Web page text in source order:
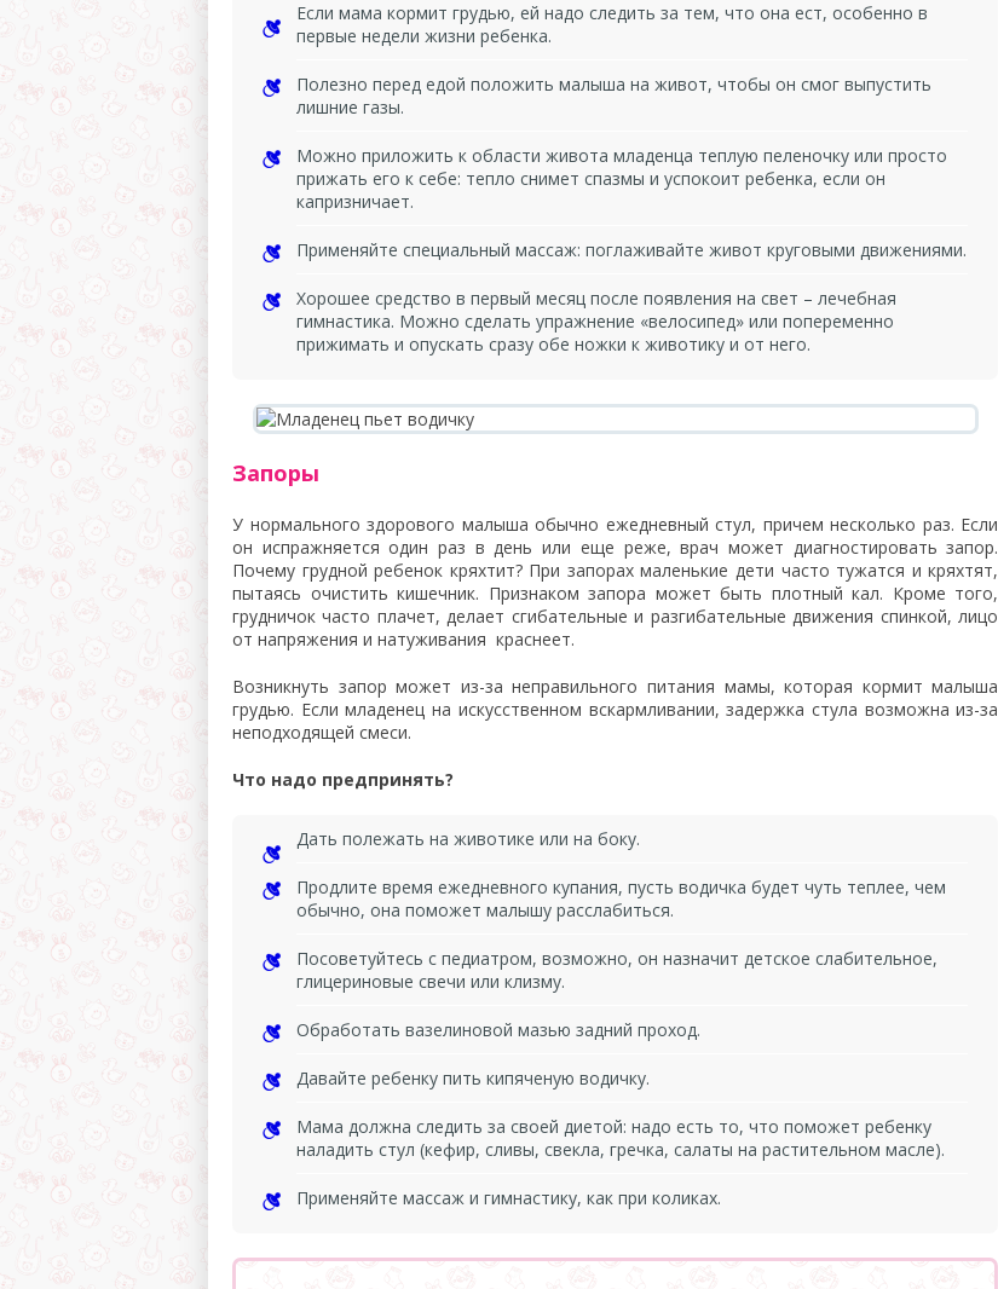
Если мама кормит грудью, ей надо следить за тем, что она ест, особенно в
первые недели жизни ребенка.
Полезно перед едой положить малыша на живот, чтобы он смог выпустить
лишние газы.
Можно приложить к области живота младенца теплую пеленочку или просто
прижать его к себе: тепло снимет спазмы и успокоит ребенка, если он
капризничает.
Применяйте специальный массаж: поглаживайте живот круговыми движениями.
Хорошее средство в первый месяц после появления на свет – лечебная
гимнастика. Можно сделать упражнение «велосипед» или попеременно
прижимать и опускать сразу обе ножки к животику и от него.
Запоры
У нормального здорового малыша обычно ежедневный стул, причем несколько раз. Если
он испражняется один раз в день или еще реже, врач может диагностировать запор.
Почему грудной ребенок кряхтит? При запорах маленькие дети часто тужатся и кряхтят,
пытаясь очистить кишечник. Признаком запора может быть плотный кал. Кроме того,
грудничок часто плачет, делает сгибательные и разгибательные движения спинкой, лицо
от напряжения и натуживания краснеет.
Возникнуть запор может из-за неправильного питания мамы, которая кормит малыша
грудью. Если младенец на искусственном вскармливании, задержка стула возможна из-за
неподходящей смеси.
Что надо предпринять?
Дать полежать на животике или на боку.
Продлите время ежедневного купания, пусть водичка будет чуть теплее, чем
обычно, она поможет малышу расслабиться.
Посоветуйтесь с педиатром, возможно, он назначит детское слабительное,
глицериновые свечи или клизму.
Обработать вазелиновой мазью задний проход.
Давайте ребенку пить кипяченую водичку.
Мама должна следить за своей диетой: надо есть то, что поможет ребенку
наладить стул (кефир, сливы, свекла, гречка, салаты на растительном масле).
Применяйте массаж и гимнастику, как при коликах.